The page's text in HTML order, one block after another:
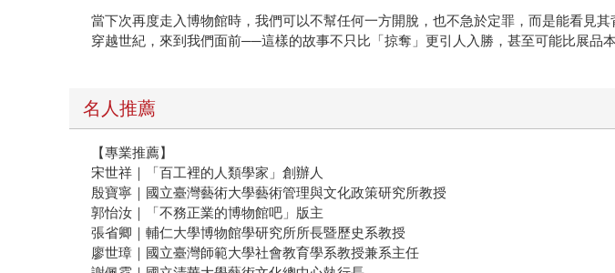
當下次再度走入博物館時，我們可以不幫任何一方開脫，也不急於定罪，而是能看見
穿越世紀，來到我們面前──這樣的故事不只比「掠奪」更引人入勝，甚至可能比展品本
名人推薦
【專業推薦】
宋世祥｜「百工裡的人類學家」創辦人
殷寶寧｜國立臺灣藝術大學藝術管理與文化政策研究所教授
郭怡汝｜「不務正業的博物館吧」版主
張省卿｜輔仁大學博物館學研究所所長暨歷史系教授
廖世璋｜國立臺灣師範大學社會教育學系教授兼系主任